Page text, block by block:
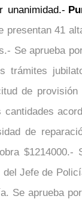
unanimidad.-
41
Se aprueba
de
de
$1214000.-
del Jefe de
Se aprueba